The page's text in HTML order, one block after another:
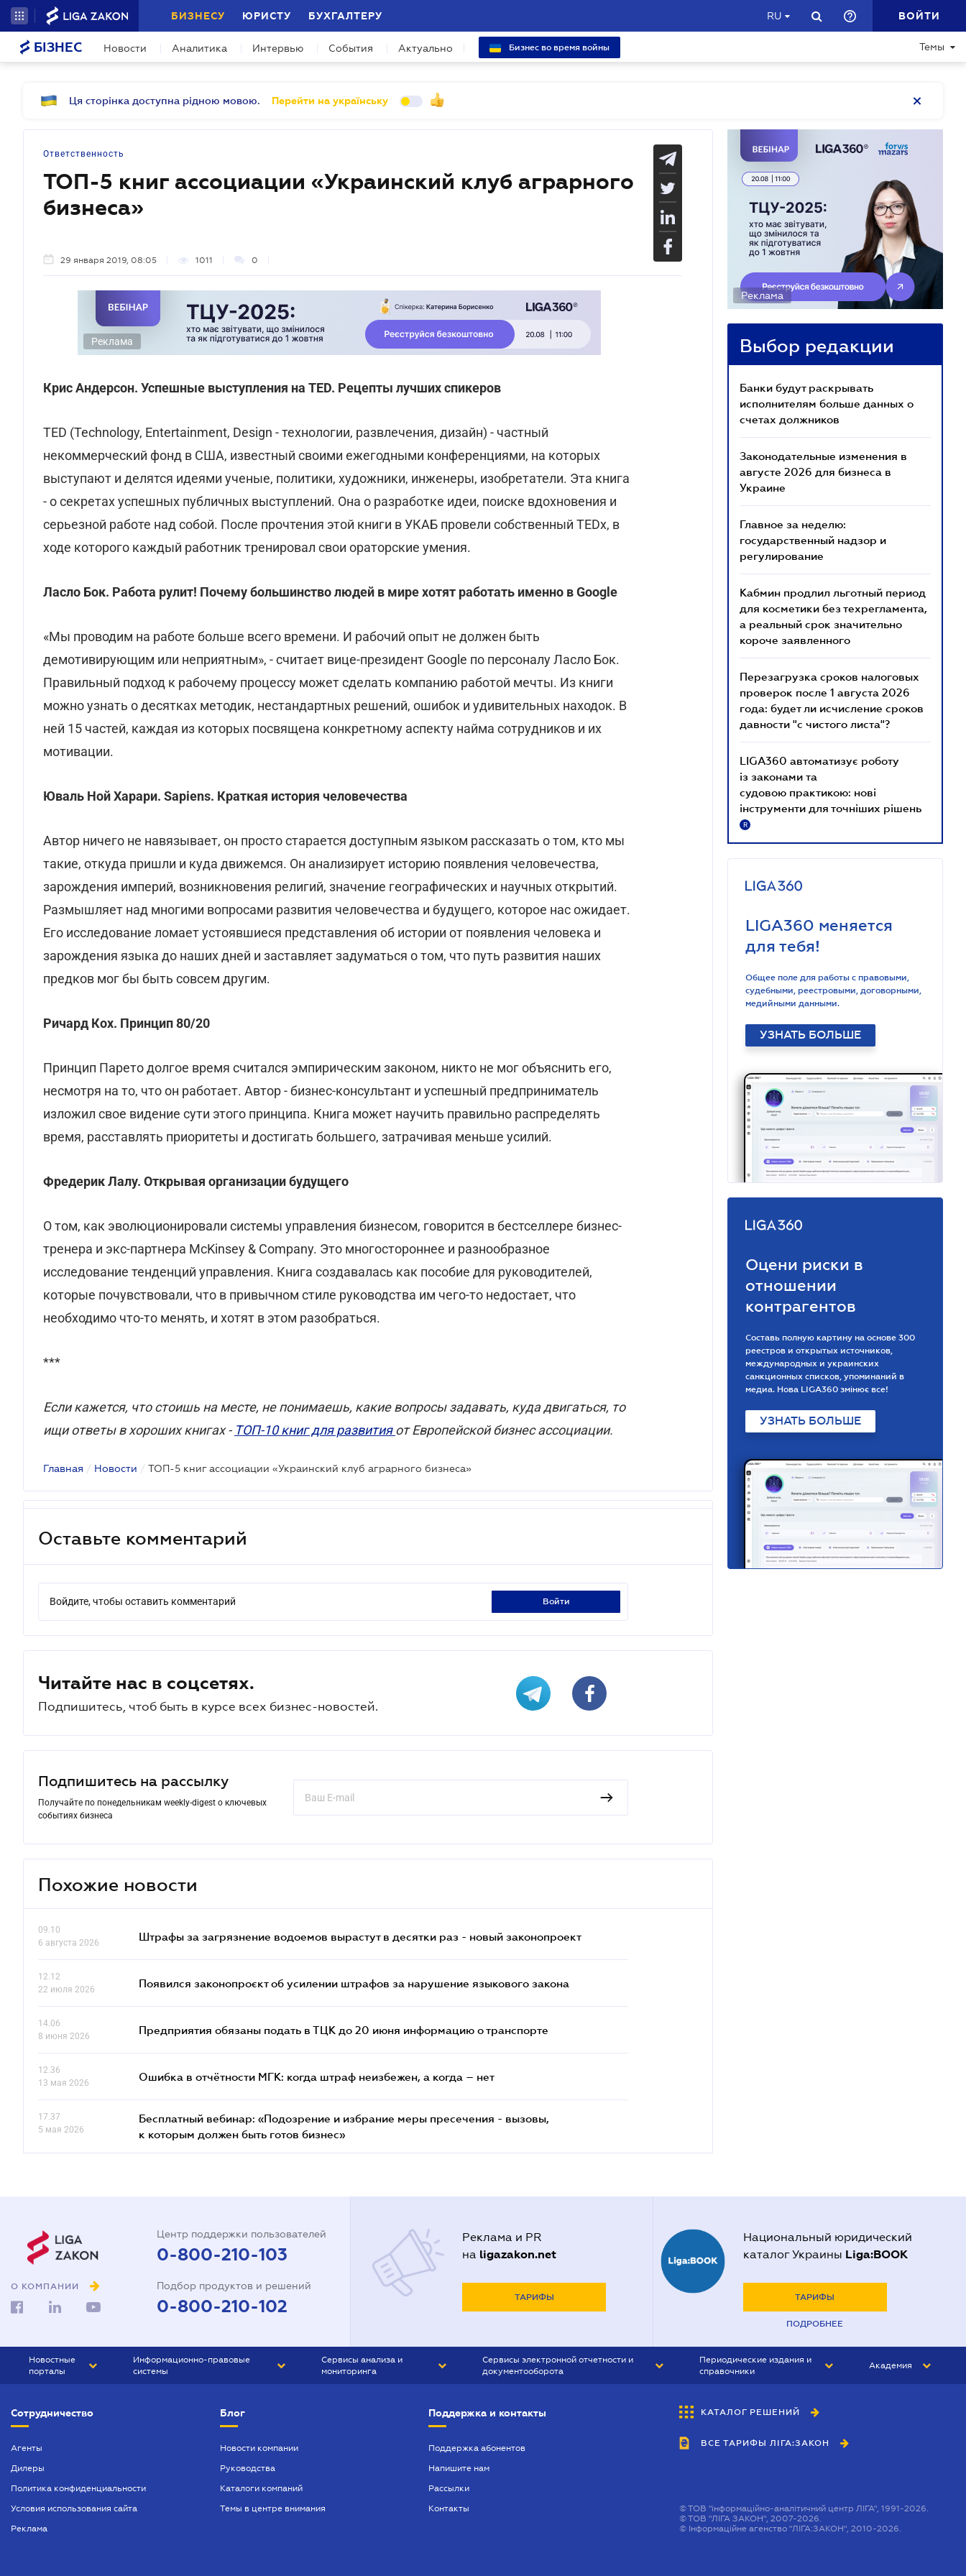
БИЗНЕСУ ЮРИСТУ БУХГАЛТЕРУ RU ВОЙТИ
БІЗНЕС Новости Аналитика Интервью События Актуально Бизнес во время войны Темы
Ця сторінка доступна рідною мовою. Перейти на українську
Ответственность
ТОП-5 книг ассоциации «Украинский клуб аграрного
бизнеса»
29 января 2019, 08:05 1011 0
Реклама
Крис Андерсон. Успешные выступления на TED. Рецепты лучших спикеров
TED (Technology, Entertainment, Design - технологии, развлечения, дизайн) - частный
некоммерческий фонд в США, известный своими ежегодными конференциями, на которых
выступают и делятся идеями ученые, политики, художники, инженеры, изобретатели. Эта книга
- о секретах успешных публичных выступлений. Она о разработке идеи, поиске вдохновения и
серьезной работе над собой. После прочтения этой книги в УКАБ провели собственный TEDx, в
ходе которого каждый работник тренировал свои ораторские умения.
Ласло Бок. Работа рулит! Почему большинство людей в мире хотят работать именно в Google
«Мы проводим на работе больше всего времени. И рабочий опыт не должен быть
демотивирующим или неприятным», - считает вице-президент Google по персоналу Ласло Бок.
Правильный подход к рабочему процессу может сделать компанию работой мечты. Из книги
можно узнать о десятках методик, нестандартных решений, ошибок и удивительных находок. В
ней 15 частей, каждая из которых посвящена конкретному аспекту найма сотрудников и их
мотивации.
Юваль Ной Харари. Sapiens. Краткая история человечества
Автор ничего не навязывает, он просто старается доступным языком рассказать о том, кто мы
такие, откуда пришли и куда движемся. Он анализирует историю появления человечества,
зарождения империй, возникновения религий, значение географических и научных открытий.
Размышляет над многими вопросами развития человечества и будущего, которое нас ожидает.
Его исследование ломает устоявшиеся представления об истории от появления человека и
зарождения языка до наших дней и заставляет задуматься о том, что путь развития наших
предков мог бы быть совсем другим.
Ричард Кох. Принцип 80/20
Принцип Парето долгое время считался эмпирическим законом, никто не мог объяснить его,
несмотря на то, что он работает. Автор - бизнес-консультант и успешный предприниматель
изложил свое видение сути этого принципа. Книга может научить правильно распределять
время, расставлять приоритеты и достигать большего, затрачивая меньше усилий.
Фредерик Лалу. Открывая организации будущего
О том, как эволюционировали системы управления бизнесом, говорится в бестселлере бизнес-
тренера и экс-партнера McKinsey & Company. Это многостороннее и разнообразное
исследование тенденций управления. Книга создавалась как пособие для руководителей,
которые почувствовали, что в привычном стиле руководства им чего-то недостает, что
необходимо что-то менять, и хотят в этом разобраться.
***
Если кажется, что стоишь на месте, не понимаешь, какие вопросы задавать, куда двигаться, то
ищи ответы в хороших книгах - ТОП-10 книг для развитияот Европейской бизнес ассоциации.
Главная / Новости / ТОП-5 книг ассоциации «Украинский клуб аграрного бизнеса»
Оставьте комментарий
Войдите, чтобы оставить комментарий войти
Читайте нас в соцсетях.
Подпишитесь, чтоб быть в курсе всех бизнес-новостей.
Подпишитесь на рассылку
Получайте по понедельникам weekly-digest о ключевых
событиях бизнеса
Похожие новости
09.10
6 августа 2026
Штрафы за загрязнение водоемов вырастут в десятки раз - новый законопроект
12.12
22 июля 2026
Появился законопроєкт об усилении штрафов за нарушение языкового закона
14.06
8 июня 2026
Предприятия обязаны подать в ТЦК до 20 июня информацию о транспорте
12.36
13 мая 2026
Ошибка в отчётности МГК: когда штраф неизбежен, а когда – нет
17.37
5 мая 2026
Бесплатный вебинар: «Подозрение и избрание меры пресечения - вызовы,
к которым должен быть готов бизнес»
Реклама
Выбор редакции
Банки будут раскрывать
исполнителям больше данных о
счетах должников
Законодательные изменения в
августе 2026 для бизнеса в
Украине
Главное за неделю:
государственный надзор и
регулирование
Кабмин продлил льготный период
для косметики без техрегламента,
а реальный срок значительно
короче заявленного
Перезагрузка сроков налоговых
проверок после 1 августа 2026
года: будет ли исчисление сроков
давности "с чистого листа"?
LIGA360 автоматизує роботу
із законами та
судовою практикою: нові
інструменти для точніших рішень
R
LIGA360 меняется
для тебя!
Общее поле для работы с правовыми,
судебными, реестровыми, договорными,
медийными данными.
УЗНАТЬ БОЛЬШЕ
Оцени риски в
отношении
контрагентов
Составь полную картину на основе 300
реестров и открытых источников,
международных и украинских
санкционных списков, упоминаний в
медиа. Нова LIGA360 змінює все!
УЗНАТЬ БОЛЬШЕ
О КОМПАНИИ
Центр поддержки пользователей
0-800-210-103
Подбор продуктов и решений
0-800-210-102
Реклама и PR
на ligazakon.net
ТАРИФЫ
Национальный юридический
каталог Украины Liga:BOOK
ТАРИФЫ
ПОДРОБНЕЕ
Новостные
порталы
БИЗНЕС
Информационно-правовые
системы
БУХГАЛТЕР ПРОФ
ЮРИСТ ПРОФ
Сервисы анализа и
мониторинга
Сервисы электронной отчетности и
документооборота
Периодические издания и
справочники
БУХГАЛТЕР&ЗАКОН
ВЕСТНИК МСФО
Академия
Сотрудничество
Агенты
Дилеры
Политика конфиденциальности
Условия использования сайта
Реклама
Блог
Новости компании
Руководства
Каталоги компаний
Темы в центре внимания
Поддержка и контакты
Поддержка абонентов
Напишите нам
Рассылки
Контакты
КАТАЛОГ РЕШЕНИЙ
ВСЕ ТАРИФЫ ЛІГА:ЗАКОН
©ТОВ "інформаційно-аналітичний центр ЛІГА", 1991-2026.
©ТОВ "ЛІГА ЗАКОН", 2007-2026.
© Інформаційне агенство "ЛІГА:ЗАКОН", 2010-2026.